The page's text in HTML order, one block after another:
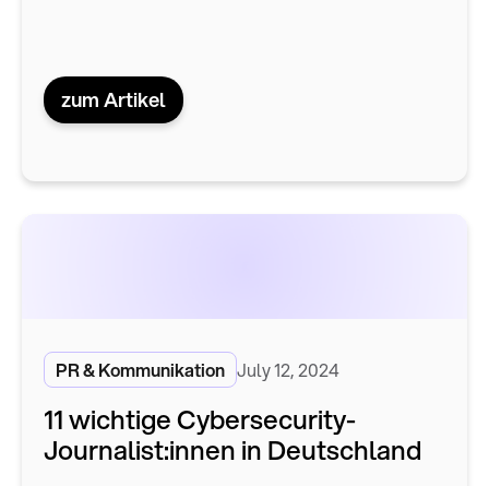
zum Artikel
PR & Kommunikation July 12, 2024
11 wichtige Cybersecurity-
Journalist:innen in Deutschland